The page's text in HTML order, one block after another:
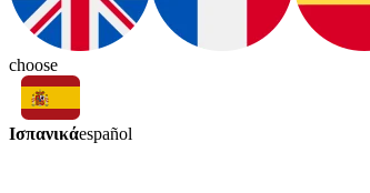
choose
Ισπανικάespañol